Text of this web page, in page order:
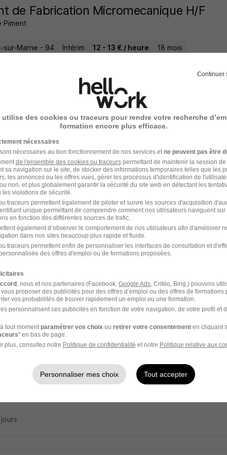
de Fabrication Micromecanique H/F
Piment
sur-Marne - 94 Intérim 12 - 13 € / heure 18 mois
Dentiste - Villiers-Sur-Marne 94 -
sur-Marne - 94 CDI 5 000 - 15 000 € / mois
Technique - Service Relation
IDF
sur-Marne - 94
Continuer
utilise des cookies ou traceurs pour rendre votre recherche
formation encore plus efficace.
nécessaires
nécessaires au bon fonctionnement de nos services et ne peuvent pas être
de l'ensemble des cookies ou traceurspermettant de maintenir la session
sa navigation sur le site, de stocker des informations temporaires telles que les
les annonces ou les offres vues, gérer les processus d'identification de
non, et plus globalement garantir la sécurité du site web en détectant les
violations de sécurité.
traceurs permettent également de piloter et suivre les sources d'acquisition
unique permettant de comprendre comment nos utilisateurs naviguent sur
en fonction des différentes sources de trafic.
également d’observer le comportement de nos utilisateurs afin d'améliorer
dans nos sites beaucoup plus rapide et fluide.
traceurs permettent enfin de personnaliser les interfaces de consultation et
des offres d'emploi ou de formations proposées.
, nous et nos partenaires (Facebook, Google Ads, Critéo, Bing,) pouvons
proposer des publicités pour des offres d’emploi ou des offres de formations
vos probabilités de trouver rapidement un emploi ou une formation.
personnalisent ces publicités en fonction de votre navigation, de votre profil et
tout moment paramétrer vos choix ou retirer votre consentementen cliquant
" en bas de page.
plus, consultez notre Politique de confidentialité et notre Politique relative aux
Personnaliser mes choix Tout accepter